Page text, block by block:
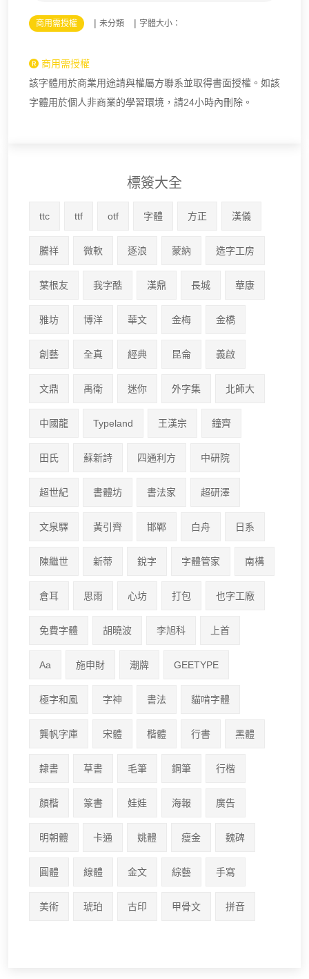
商用需授權 | 未分類 | 字體大小：
商用需授權
該字體用於商業用途請與權屬方聯系並取得書面授權。如該
字體用於個人非商業的學習環境，請24小時內刪除。
標簽大全
ttc ttf otf 字體 方正 漢儀
騰祥 微軟 逐浪 蒙納 造字工房
葉根友 我字酷 漢鼎 長城 華康
雅坊 博洋 華文 金梅 金橋
創藝 全真 經典 昆侖 義啟
文鼎 禹衛 迷你 外字集 北師大
中國龍 Typeland 王漢宗 鐘齊
田氏 蘇新詩 四通利方 中研院
超世紀 書體坊 書法家 超研澤
文泉驛 黃引齊 邯鄲 白舟 日系
陳繼世 新蒂 銳字 字體管家 南構
倉耳 思雨 心坊 打包 也字工廠
免費字體 胡曉波 李旭科 上首
Aa 施申財 潮牌 GEETYPE
極字和風 字神 書法 貓啃字體
龔帆字庫 宋體 楷體 行書 黑體
隸書 草書 毛筆 鋼筆 行楷
顏楷 篆書 娃娃 海報 廣告
明朝體 卡通 姚體 瘦金 魏碑
圓體 線體 金文 綜藝 手寫
美術 琥珀 古印 甲骨文 拼音